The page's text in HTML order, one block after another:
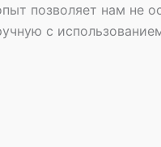
позволяет нам не
с